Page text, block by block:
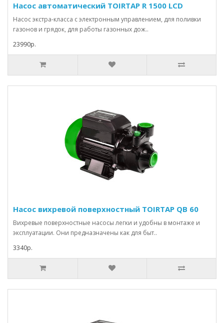
Насос автоматический TOIRTAP R 1500 LCD
Насос экстра-класса с электронным управлением, для поливки
газонов и грядок, для работы газонных дож..
23990р.
Насос вихревой поверхностный TOIRTAP QB 60
Вихревые поверхностные насосы легки и удобны в монтаже и
эксплуатации. Они предназначены как для быт..
3340р.